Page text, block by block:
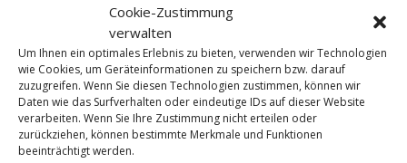
Cookie-Zustimmung
verwalten
Um Ihnen ein optimales Erlebnis zu bieten, verwenden wir Technologien
wie Cookies, um Geräteinformationen zu speichern bzw. darauf
zuzugreifen. Wenn Sie diesen Technologien zustimmen, können wir
Daten wie das Surfverhalten oder eindeutige IDs auf dieser Website
verarbeiten. Wenn Sie Ihre Zustimmung nicht erteilen oder
zurückziehen, können bestimmte Merkmale und Funktionen
beeinträchtigt werden.
Sideboards
Beleuchtung
Schlafen
Lifestyle
Farben & Tapeten
Accessoires